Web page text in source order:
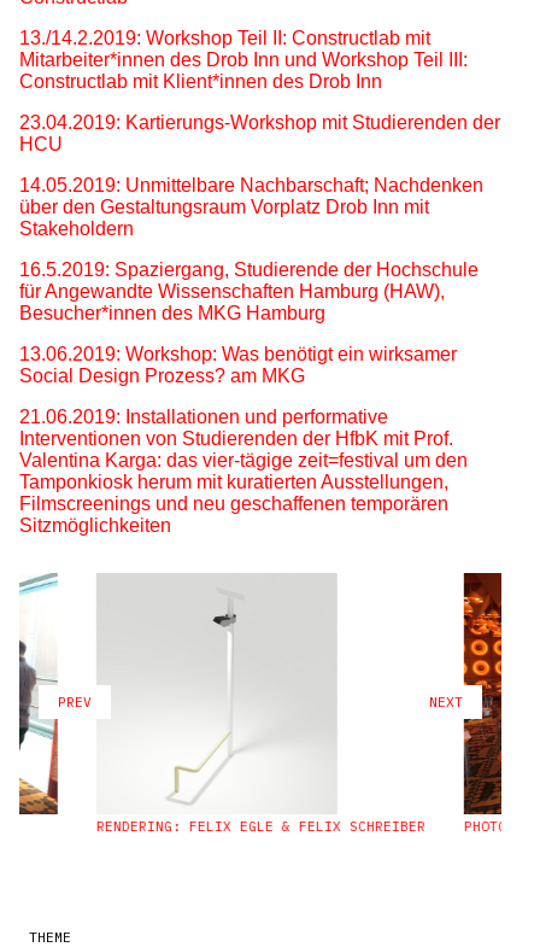
13./14.2.2019: Workshop Teil II: Constructlab mit
Mitarbeiter*innen des Drob Inn und Workshop Teil III:
Constructlab mit Klient*innen des Drob Inn
23.04.2019: Kartierungs-Workshop mit Studierenden der
HCU
14.05.2019: Unmittelbare Nachbarschaft; Nachdenken
über den Gestaltungsraum Vorplatz Drob Inn mit
Stakeholdern
16.5.2019: Spaziergang, Studierende der Hochschule
für Angewandte Wissenschaften Hamburg (HAW),
Besucher*innen des MKG Hamburg
13.06.2019: Workshop: Was benötigt ein wirksamer
Social Design Prozess? am MKG
21.06.2019: Installationen und performative
Interventionen von Studierenden der HfbK mit Prof.
Valentina Karga: das vier-tägige zeit=festival um den
Tamponkiosk herum mit kuratierten Ausstellungen,
Filmscreenings und neu geschaffenen temporären
Sitzmöglichkeiten
PREV NEXT
RENDERING: FELIX EGLE & FELIX SCHREIBER PHOTO:
THEME